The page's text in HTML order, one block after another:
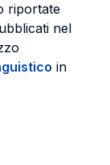
riportate
nel
in